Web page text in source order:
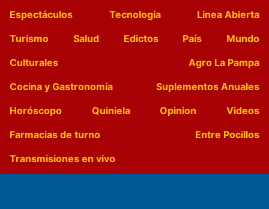
Espectáculos
Tecnología
Linea Abierta
Turismo
Salud Edictos País
Mundo
Culturales
Agro La Pampa
Cocina y Gastronomía
Suplementos Anuales
Horóscopo
Quiniela Opinion
Videos
Farmacias de turno
Entre Pocillos
Transmisiones en vivo